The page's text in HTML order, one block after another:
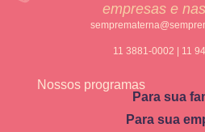
empresas e
11 3881-0002 | 11
Nossos programas
Para sua
Para sua